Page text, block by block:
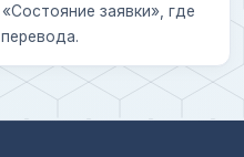
заявки», где